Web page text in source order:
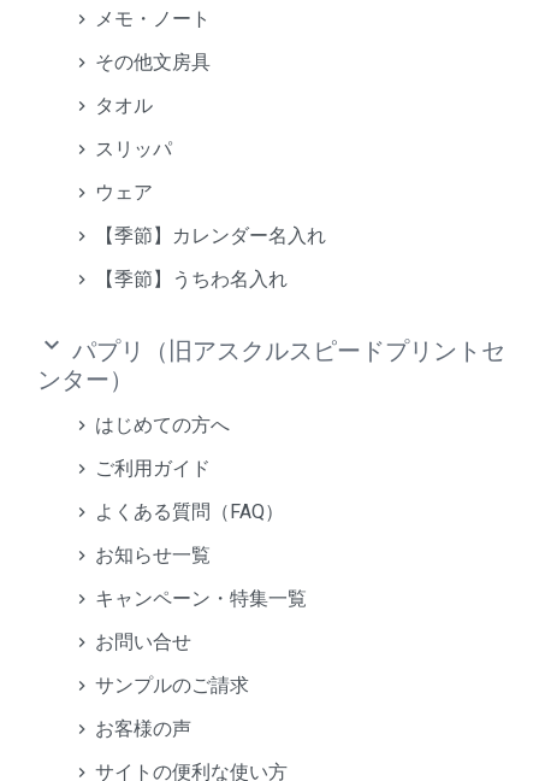
メモ・ノート
その他文房具
タオル
スリッパ
ウェア
【季節】カレンダー名入れ
【季節】うちわ名入れ
keyboard_arrow_down パプリ（旧アスクルスピードプリントセ
ンター）
はじめての方へ
ご利用ガイド
よくある質問（FAQ）
お知らせ一覧
キャンペーン・特集一覧
お問い合せ
サンプルのご請求
お客様の声
サイトの便利な使い方